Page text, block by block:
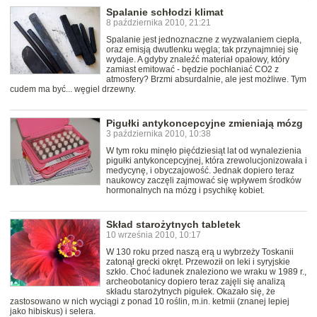
Spalanie schłodzi klimat
8 października 2010, 21:21
Spalanie jest jednoznaczne z wyzwalaniem ciepła,
oraz emisją dwutlenku węgla; tak przynajmniej się
wydaje. A gdyby znaleźć materiał opałowy, który
zamiast emitować - będzie pochłaniać CO2 z
atmosfery? Brzmi absurdalnie, ale jest możliwe. Tym
cudem ma być... węgiel drzewny.
Pigułki antykoncepcyjne zmieniają mózg
3 października 2010, 10:38
W tym roku minęło pięćdziesiąt lat od wynalezienia
pigułki antykoncepcyjnej, która zrewolucjonizowała i
medycynę, i obyczajowość. Jednak dopiero teraz
naukowcy zaczęli zajmować się wpływem środków
hormonalnych na mózg i psychikę kobiet.
Skład starożytnych tabletek
10 września 2010, 10:17
W 130 roku przed naszą erą u wybrzeży Toskanii
zatonął grecki okręt. Przewoził on leki i syryjskie
szkło. Choć ładunek znaleziono we wraku w 1989 r.,
archeobotanicy dopiero teraz zajęli się analizą
składu starożytnych pigułek. Okazało się, że
zastosowano w nich wyciągi z ponad 10 roślin, m.in. ketmii (znanej lepiej
jako hibiskus) i selera.